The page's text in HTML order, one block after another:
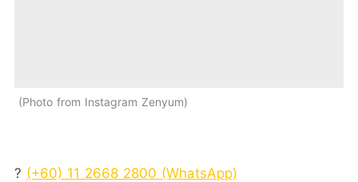
Photo from Instagram Zenyum
? (+60) 11 2668 2800 (WhatsApp)